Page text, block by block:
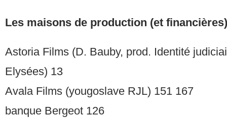
Les maisons de production (et financières)
Astoria Films (D. Bauby, prod. Identité
Elysées) 13
Avala Films (yougoslave RJL) 151 167
banque Bergeot 126